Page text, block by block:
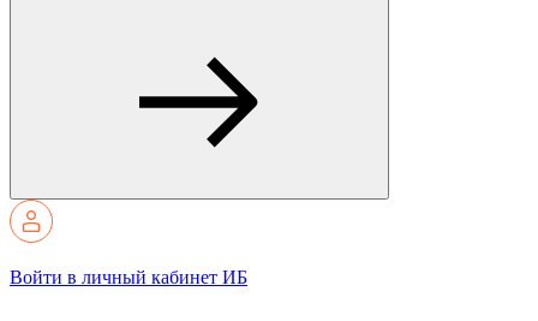
Войти в личный кабинет ИБ